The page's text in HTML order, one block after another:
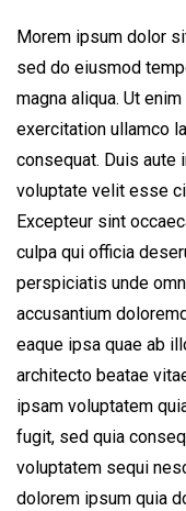
Morem ipsum dolor
sed do eiusmod
magna aliqua. Ut
exercitation ullamco
consequat. Duis aute
voluptate velit esse
Excepteur sint
culpa qui officia
perspiciatis unde
accusantium
eaque ipsa quae ab
architecto beatae
ipsam voluptatem
fugit, sed quia
voluptatem sequi
dolorem ipsum quia